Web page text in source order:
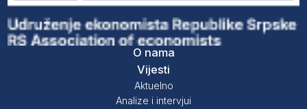
O nama
Vijesti
Aktuelno
Analize i intervjui